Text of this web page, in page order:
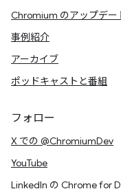
Chromium のアップデー
事例紹介
アーカイブ
ポッドキャストと番組
フォロー
X での @ChromiumDev
YouTube
LinkedIn の Chrome for